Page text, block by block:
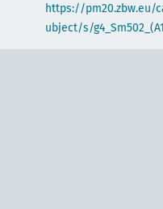
https://pm20.zbw.eu/
ubject/s/